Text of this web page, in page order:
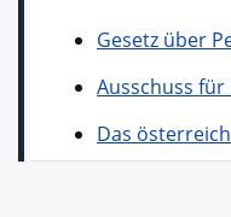
Gesetz über
Ausschuss
Das